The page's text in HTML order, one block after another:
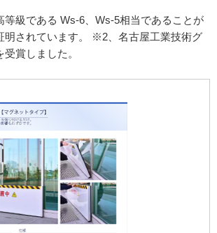
級である Ws-6、Ws-5相当であることが
明されています。 ※2、名古屋工業技術グ
賞しました。